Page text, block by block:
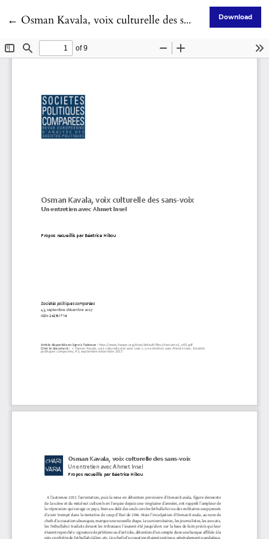
← Return to Article Details
Osman Kavala, voix culturelle des sans-voix. Un entretien avec Ahmet Insel. Propos recueillis par Béatrice Hibou Download